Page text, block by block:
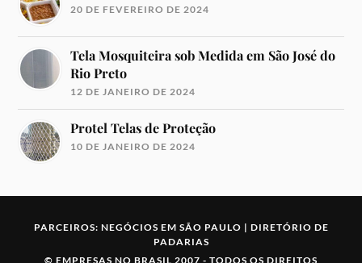
20 DE FEVEREIRO DE 2024
Tela Mosquiteira sob Medida em São José do
Rio Preto
12 DE JANEIRO DE 2024
Protel Telas de Proteção
10 DE JANEIRO DE 2024
PARCEIROS: NEGÓCIOS EM SÃO PAULO | DIRETÓRIO DE
PADARIAS
© EMPRESAS NO BRASIL 2007 - TODOS OS DIREITOS